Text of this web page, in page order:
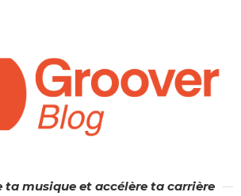
ta musique et accélère ta carrière